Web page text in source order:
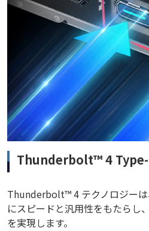
Thunderbolt™ 4
Thunderbolt™ 4 テクノロジー
にスピードと汎用性をもたらし
を実現します。